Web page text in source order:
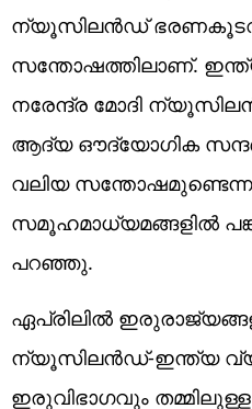
ന്യൂസിലന്‍ഡ്
സന്തോഷത്തിലാണ്.
നരേന്ദ്ര മോദി
ആദ്യ ഔദ്യോഗിക
വലിയ
സമൂഹമാധ്യമങ്ങളില്‍
പറഞ്ഞു.
ഏപ്രിലില്‍
ന്യൂസിലന്‍ഡ്-ഇന്ത്യ
ഇരുവിഭാഗവും